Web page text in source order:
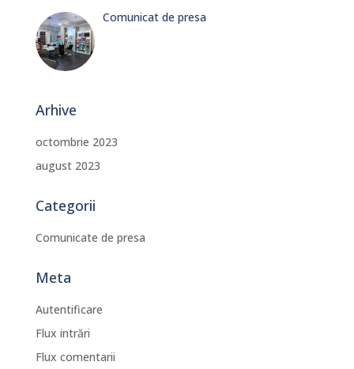
Comunicat de presa
Arhive
octombrie 2023
august 2023
Categorii
Comunicate de presa
Meta
Autentificare
Flux intrări
Flux comentarii